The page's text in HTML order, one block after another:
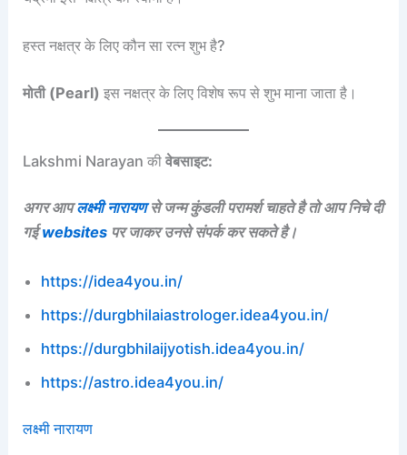
हस्त नक्षत्र के लिए कौन सा रत्न शुभ है?
मोती (Pearl) इस नक्षत्र के लिए विशेष रूप से शुभ माना जाता है।
Lakshmi Narayan कीवेबसाइट:
अगर आपलक्ष्मी नारायणसे जन्म कुंडली परामर्श चाहते है तो आप निचे दी
गईwebsites पर जाकर उनसे संपर्क कर सकते है।
https://idea4you.in/
https://durgbhilaiastrologer.idea4you.in/
https://durgbhilaijyotish.idea4you.in/
https://astro.idea4you.in/
लक्ष्मी नारायण